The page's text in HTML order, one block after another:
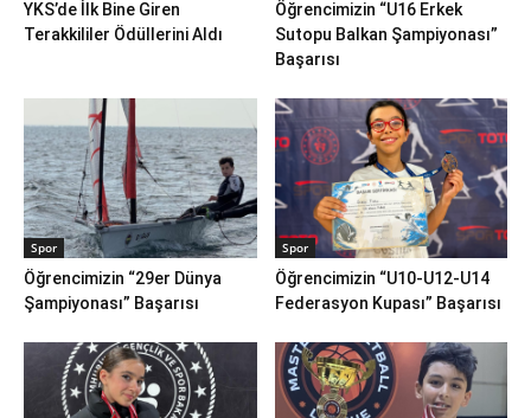
YKS’de İlk Bine Giren
Terakkililer Ödüllerini Aldı
Öğrencimizin “U16 Erkek
Sutopu Balkan Şampiyonası”
Başarısı
Spor
Öğrencimizin “29er Dünya
Şampiyonası” Başarısı
Spor
Öğrencimizin “U10-U12-U14
Federasyon Kupası” Başarısı